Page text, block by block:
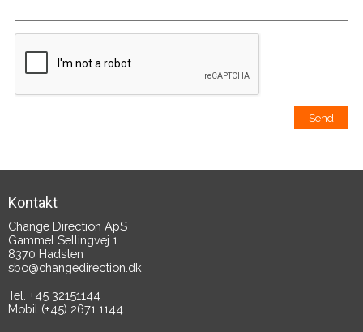
Kontakt
Change Direction ApS
Gammel Sellingvej 1
8370 Hadsten
sbo@changedirection.dk
Tel. +45 32151144
Mobil (+45) 2671 1144